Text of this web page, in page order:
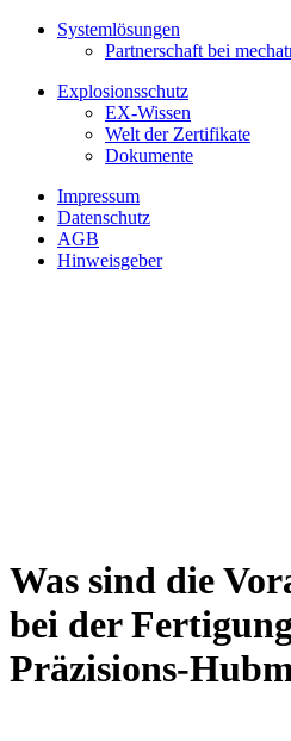
Systemlösungen
Partnerschaft bei
Explosionsschutz
EX-Wissen
Welt der Zertifikate
Dokumente
Impressum
Datenschutz
AGB
Hinweisgeber
Was sind die
bei der
Präzisions-